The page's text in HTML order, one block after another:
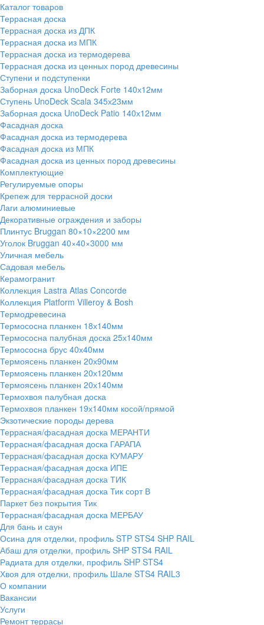
Каталог товаров
Террасная доска
Террасная доска из ДПК
Террасная доска из МПК
Террасная доска из термодерева
Террасная доска из ценных пород древесины
Ступени и подступенки
Заборная доска UnoDeck Forte 140х12мм
Ступень UnoDeck Scala 345х23мм
Заборная доска UnoDeck Patio 140х12мм
Фасадная доска
Фасадная доска из термодерева
Фасадная доска из МПК
Фасадная доска из ценных пород древесины
Комплектующие
Регулируемые опоры
Крепеж для террасной доски
Лаги алюминиевые
Декоративные ограждения и заборы
Плинтус Bruggan 80×10×2200 мм
Уголок Bruggan 40×40×3000 мм
Уличная мебель
Садовая мебель
Керамогранит
Коллекция Lastra Atlas Concorde
Коллекция Platform Villeroy & Bosh
Термодревесина
Термососна планкен 18х140мм
Термососна палубная доска 25х140мм
Термососна брус 40х40мм
Термоясень планкен 20х90мм
Термоясень планкен 20х120мм
Термоясень планкен 20х140мм
Термохвоя палубная доска
Термохвоя планкен 19х140мм косой/прямой
Экзотические породы дерева
Террасная/фасадная доска МЕРАНТИ
Террасная/фасадная доска ГАРАПА
Террасная/фасадная доска КУМАРУ
Террасная/фасадная доска ИПЕ
Террасная/фасадная доска ТИК
Террасная/фасадная доска Тик сорт В
Паркет без покрытия Тик
Террасная/фасадная доска МЕРБАУ
Для бань и саун
Осина для отделки, профиль STP STS4 SHP RAIL
Абаш для отделки, профиль SHP STS4 RAIL
Радиата для отделки, профиль SHP STS4
Хвоя для отделки, профиль Шале STS4 RAIL3
О компании
Вакансии
Услуги
Ремонт террасы